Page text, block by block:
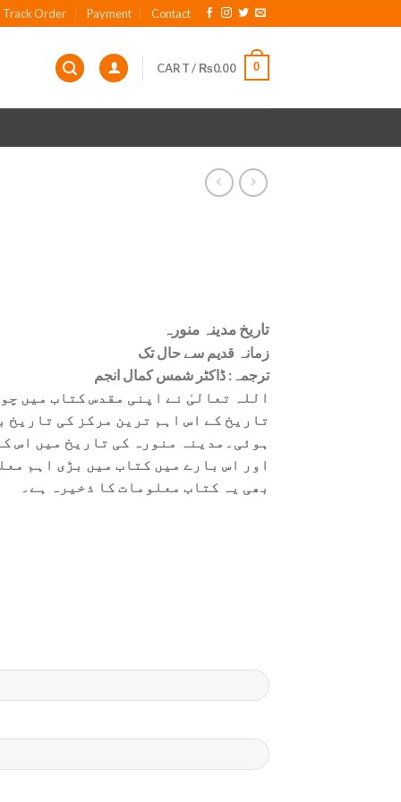
Track Order Payment Contact
CART / ₨0.00 0
تاریخ مدینہ منورہ
زمانہ قدیم سے حال تک
ترجمہ: ڈاکٹر شمس کمال انجم
اللہ تعالیٰ نے اپنی مقدس کتاب میں
تاریخ کے اس اہم ترین مرکز کی تاریخ
ہوئی۔مدینہ منورہ کی تاریخ میں اس
اور اس بارے میں کتاب میں بڑی اہم
بھی یہ کتاب معلومات کا ذخیرہ ہے۔